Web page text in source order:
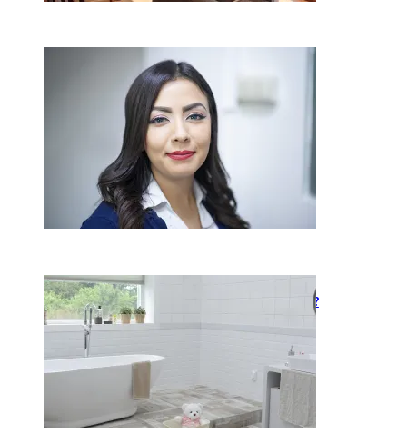
Kaip miegamojo atmosfera
veikia odos senėjimą?
2026-06-01
neįgaliojo vežimėliui vonią?
2026-05-12